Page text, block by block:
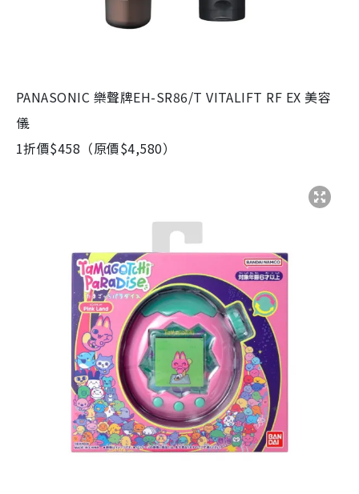
PANASONIC 樂聲牌EH-SR86/T VITALIFT RF EX 美容
儀
1折價$458（原價$4,580）